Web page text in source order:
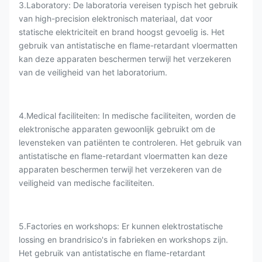
3.Laboratory: De laboratoria vereisen typisch het gebruik
van high-precision elektronisch materiaal, dat voor
statische elektriciteit en brand hoogst gevoelig is. Het
gebruik van antistatische en flame-retardant vloermatten
kan deze apparaten beschermen terwijl het verzekeren
van de veiligheid van het laboratorium.
4.Medical faciliteiten: In medische faciliteiten, worden de
elektronische apparaten gewoonlijk gebruikt om de
levensteken van patiënten te controleren. Het gebruik van
antistatische en flame-retardant vloermatten kan deze
apparaten beschermen terwijl het verzekeren van de
veiligheid van medische faciliteiten.
5.Factories en workshops: Er kunnen elektrostatische
lossing en brandrisico's in fabrieken en workshops zijn.
Het gebruik van antistatische en flame-retardant